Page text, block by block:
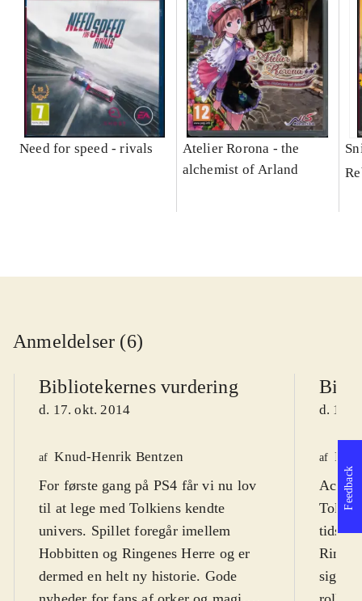
Need for speed - rivals
Atelier Rorona - the
alchemist of Arland
Anmeldelser (6)
Bibliotekernes vurdering
d. 17. okt. 2014
af Knud-Henrik Bentzen
For første gang på PS4 får vi nu lov
til at lege med Tolkiens kendte
univers. Spillet foregår imellem
Hobbitten og Ringenes Herre og er
dermed en helt ny historie. Gode
d. 19.
af
sig til
Feedback